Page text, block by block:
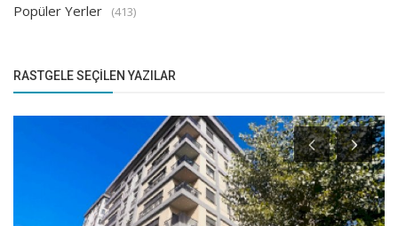
Popüler Yerler (413)
RASTGELE SEÇILEN YAZILAR